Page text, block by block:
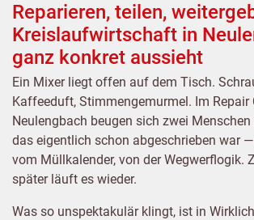
Reparieren, teilen,
Kreislaufwirtschaft in
ganz konkret aussieht
Ein Mixer liegt offen auf dem Tisch.
Kaffeeduft, Stimmengemurmel. Im Repair
Neulengbach beugen sich zwei Menschen
das eigentlich schon abgeschrieben war
vom Müllkalender, von der Wegwerflogik.
später läuft es wieder.
Was so unspektakulär klingt, ist in